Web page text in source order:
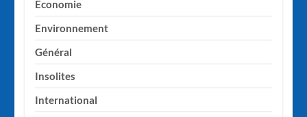
Economie
Environnement
Général
Insolites
International